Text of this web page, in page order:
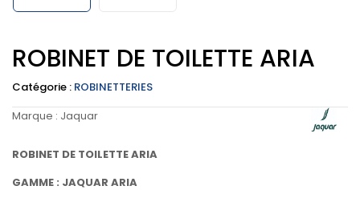
ROBINET DE TOILETTE ARIA
Catégorie : ROBINETTERIES
Marque : Jaquar
ROBINET DE TOILETTE ARIA
GAMME : JAQUAR ARIA